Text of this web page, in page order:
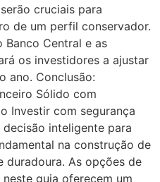
cruciais para
de um perfil conservador.
Banco Central e as
os investidores a ajustar
ano. Conclusão:
Sólido com
Investir com segurança
inteligente para
na construção de
duradoura. As opções de
guia oferecem um